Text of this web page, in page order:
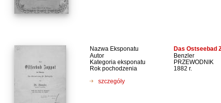
Nazwa Eksponatu Das Ostseebad
Autor
Benzler
Kategoria eksponatu
PRZEWODNIK
Rok pochodzenia
1882 r.
szczegóły